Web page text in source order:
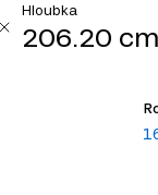
Hloubka
206.20 cm